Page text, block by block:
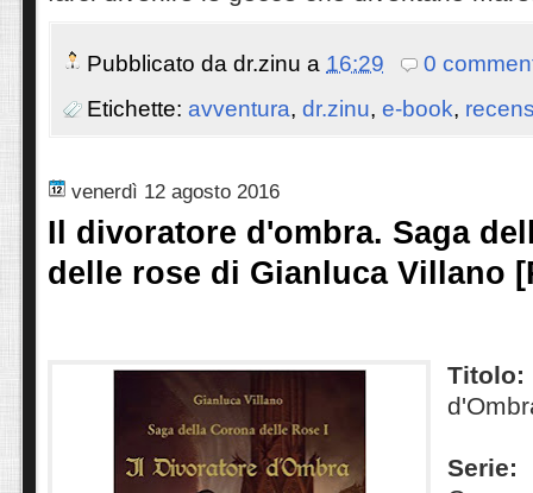
Pubblicato da dr.zinu a 16:29
0
Etichette: avventura, dr.zinu, e-book,
venerdì 12 agosto 2016
Il divoratore d'ombra. Saga
delle rose di Gianluca Villano
Titolo: